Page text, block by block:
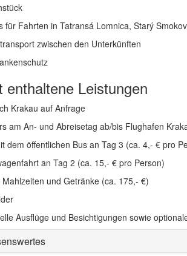
für Fahrten in Tatransá Lomnica, Starý
zwischen den Unterkünften
enthaltene Leistungen
Krakau auf Anfrage
am An- und Abreisetag ab/bis Flughafen
dem öffentlichen Bus an Tag 3 (ca. 4,- € pro
an Tag 2 (ca. 15,- € pro Person)
und Getränke (ca. 175,- €)
Ausflüge und Besichtigungen sowie